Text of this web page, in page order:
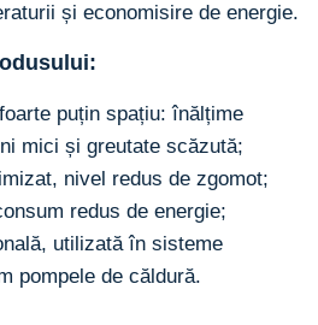
și economisire de energie.
puțin spațiu: înălțime
mici și greutate scăzută;
nivel redus de zgomot;
redus de energie;
utilizată în sisteme
pompele de căldură.